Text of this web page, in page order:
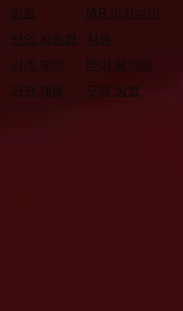
의료
산업 자동화
기계 제어
가전 제품
IAR 아카데미
지원
마이 페이지
구매 방법